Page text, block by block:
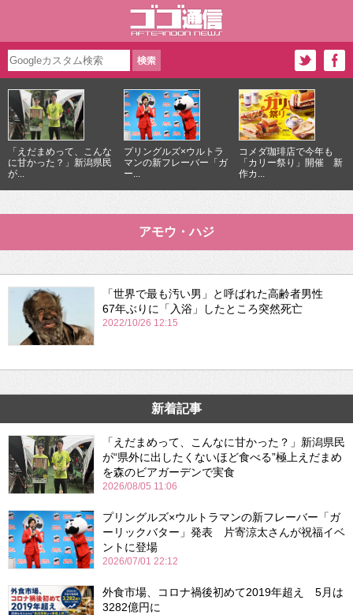
「えだまめって、こんな
に甘かった？」新潟県民
が...
プリングルズ×ウルトラ
マンの新フレーバー「ガ
ー...
コメダ珈琲店で今年も
「カリー祭り」開催 新
作カ...
アモウ・ハジ
「世界で最も汚い男」と呼ばれた高齢者男性
67年ぶりに「入浴」したところ突然死亡
2022/10/26 12:15
新着記事
「えだまめって、こんなに甘かった？」新潟県民
が“県外に出したくないほど食べる”極上えだまめ
を森のビアガーデンで実食
2026/08/05 11:06
プリングルズ×ウルトラマンの新フレーバー「ガ
ーリックバター」発表 片寄涼太さんが祝福イベ
ントに登場
2026/07/01 22:12
外食市場、コロナ禍後初めて2019年超え 5月は
3282億円に